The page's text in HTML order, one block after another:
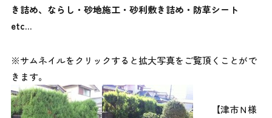
き詰め、ならし・砂地施工・砂利敷き詰め・防草シート
etc…
※サムネイルをクリックすると拡大写真をご覧頂くことがで
きます。
【津市Ｎ様